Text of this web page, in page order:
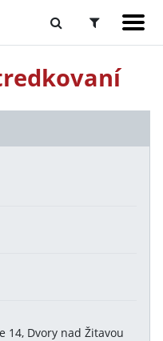
14, Dvory nad Žitavou